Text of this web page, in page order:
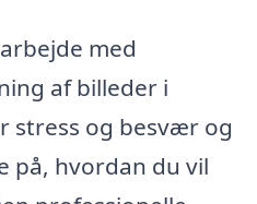
med
af billeder i
stress og besvær og
på, hvordan du vil